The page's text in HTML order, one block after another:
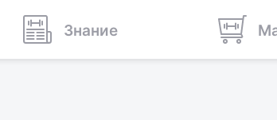
Знание